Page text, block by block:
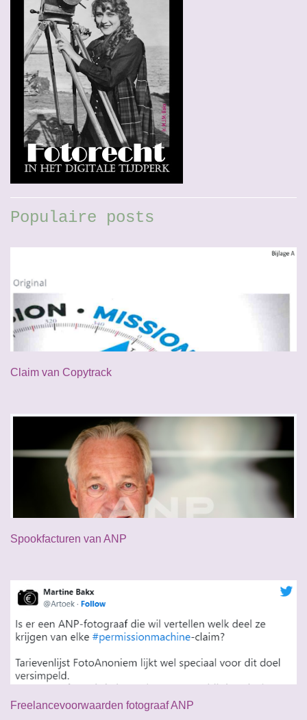
Populaire posts
Claim van Copytrack
Spookfacturen van ANP
Freelancevoorwaarden fotograaf ANP